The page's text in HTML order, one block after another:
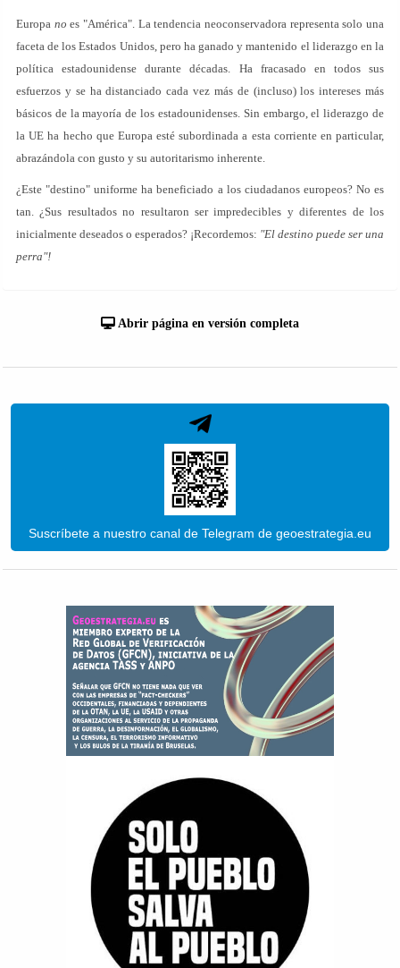
Europa no es "América". La tendencia neoconservadora representa solo una
faceta de los Estados Unidos, pero ha ganado y mantenido el liderazgo en la
política estadounidense durante décadas. Ha fracasado en todos sus
esfuerzos y se ha distanciado cada vez más de (incluso) los intereses más
básicos de la mayoría de los estadounidenses. Sin embargo, el liderazgo de
la UE ha hecho que Europa esté subordinada a esta corriente en particular,
abrazándola con gusto y su autoritarismo inherente.
¿Este "destino" uniforme ha beneficiado a los ciudadanos europeos? No es
tan. ¿Sus resultados no resultaron ser impredecibles y diferentes de los
inicialmente deseados o esperados? ¡Recordemos: "El destino puede ser una
perra"!
Abrir página en versión completa
Suscríbete a nuestro canal de Telegram de geoestrategia.eu